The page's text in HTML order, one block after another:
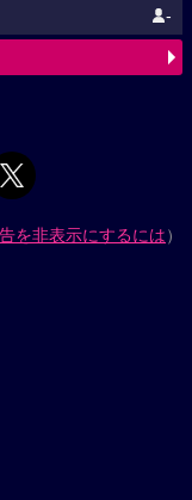
-
を非表示にするには）